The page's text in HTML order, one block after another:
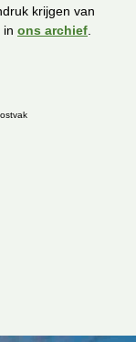
krijgen van
in ons archief